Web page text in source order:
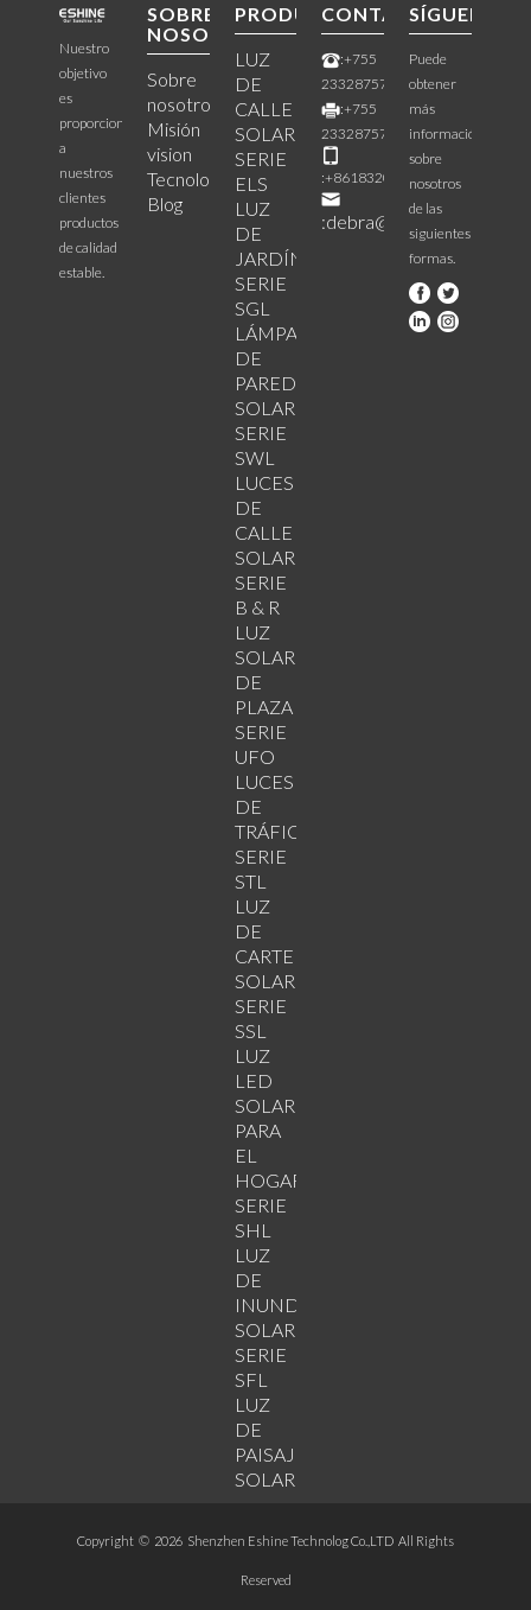
Nuestro
objetivo
es
proporcionar
a
nuestros
clientes
productos
de calidad
estable.
SOBRE
NOSOTROS
Sobre
nosotros
Misión
vision
Tecnología
Blog
PRODUCTOS
LUZ
DE
CALLE
SOLAR
SERIE
ELS
LUZ
DE
JARDÍN
SERIE
SGL
LÁMPARA
DE
PARED
SOLAR
SERIE
SWL
LUCES
DE
CALLE
SOLARES
SERIE
B & R
LUZ
SOLAR
DE
PLAZA
SERIE
UFO
LUCES
DE
TRÁFICO
SERIE
STL
LUZ
DE
CARTELERA
SOLAR
SERIE
SSL
LUZ
LED
SOLAR
PARA
EL
HOGAR
SERIE
SHL
LUZ
DE
INUNDACIÓN
SOLAR
SERIE
SFL
LUZ
DE
PAISAJE
SOLAR
CONTÁCTENOS.
:+755
23328757
:+755
23328757
:+8618320834062
:debra@acmeshine.com
SÍGUENOS
Puede
obtener
más
información
sobre
nosotros
de las
siguientes
formas.
Copyright © 2026 Shenzhen Eshine Technolog Co.,LTD All Rights
Reserved